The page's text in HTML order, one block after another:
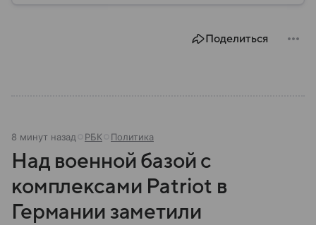
Поделиться
8 минут назад РБК Политика
Над военной базой с
комплексами Patriot в
Германии заметили